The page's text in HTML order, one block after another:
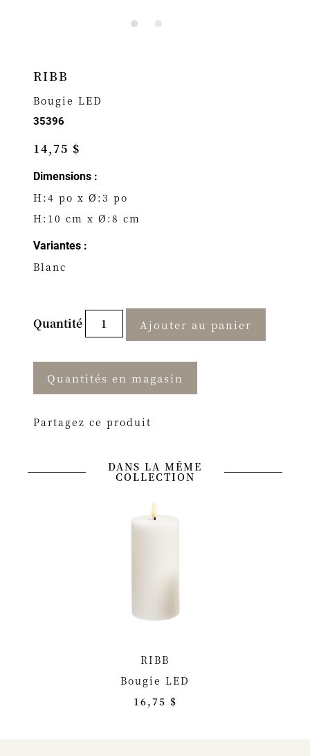
RIBB
Bougie LED
35396
14,75 $
Dimensions :
H:4 po x Ø:3 po
H:10 cm x Ø:8 cm
Variantes :
Blanc
Quantité Ajouter au panier
Quantités en magasin
Partagez ce produit
DANS LA MÊME
COLLECTION
RIBB
Bougie LED
16,75 $